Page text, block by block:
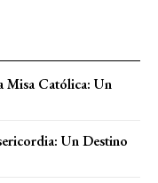
Misa Católica: Un
Un Destino